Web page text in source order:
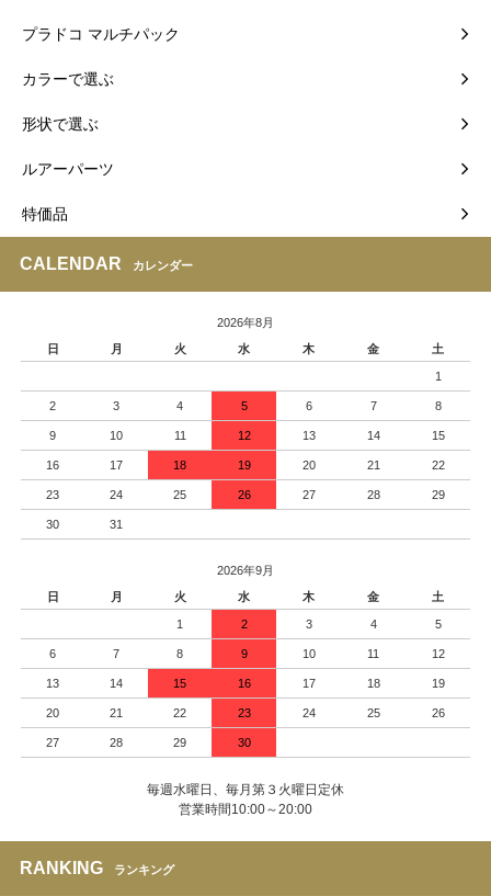
プラドコ マルチパック
カラーで選ぶ
形状で選ぶ
ルアーパーツ
特価品
CALENDAR カレンダー
2026年8月
日
月 火 水 木 金 土
1
2 3 4 5 6 7 8
9 10 11 12 13 14 15
16 17 18 19 20 21 22
23 24 25 26 27 28 29
30 31
2026年9月
日
月 火 水 木 金 土
1 2 3 4 5
6 7 8 9 10 11 12
13 14 15 16 17 18 19
20 21 22 23 24 25 26
27 28 29 30
毎週水曜日、毎月第３火曜日定休
営業時間10:00～20:00
RANKING ランキング